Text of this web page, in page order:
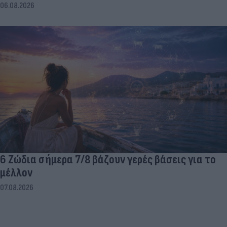
06.08.2026
6 Ζώδια σήμερα 7/8 βάζουν γερές βάσεις για το
μέλλον
07.08.2026